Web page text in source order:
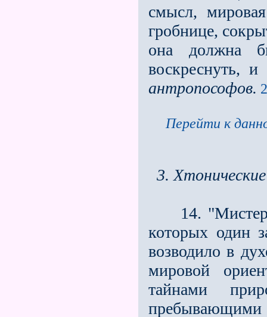
смысл,
гробнице,
она должна
воскреснуть,
антропософов.
Перейти к
3.
14.
которых один
возводило в
мировой
тайнами
пребывающими